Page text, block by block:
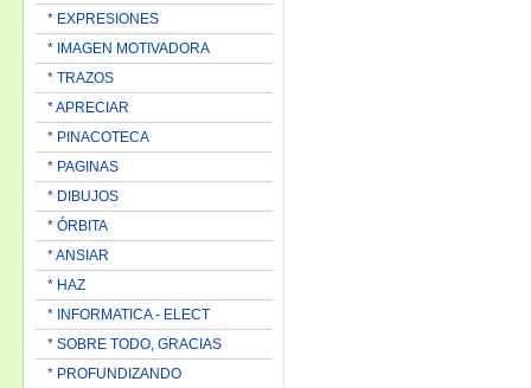
* EXPRESIONES
* IMAGEN MOTIVADORA
* TRAZOS
* APRECIAR
* PINACOTECA
* PAGINAS
* DIBUJOS
* ÓRBITA
* ANSIAR
* HAZ
* INFORMATICA - ELECT
* SOBRE TODO, GRACIAS
* PROFUNDIZANDO